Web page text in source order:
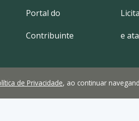
Portal do
Contribuinte e
de Privacidade, ao continuar